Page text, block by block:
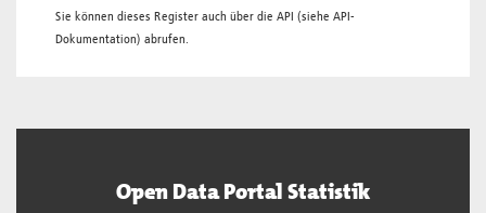
Sie können dieses Register auch über die API (siehe API-
Dokumentation) abrufen.
Open Data Portal Statistik